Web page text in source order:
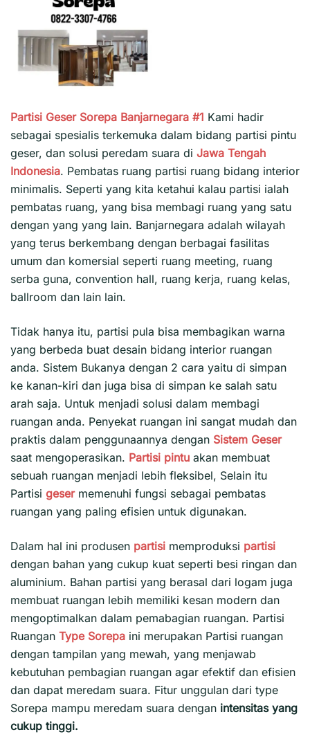
Partisi Geser Sorepa Banjarnegara #1 Kami hadir
sebagai spesialis terkemuka dalam bidang partisi pintu
geser, dan solusi peredam suara di Jawa Tengah
Indonesia. Pembatas ruang partisi ruang bidang interior
minimalis. Seperti yang kita ketahui kalau partisi ialah
pembatas ruang, yang bisa membagi ruang yang satu
dengan yang yang lain. Banjarnegara adalah wilayah
yang terus berkembang dengan berbagai fasilitas
umum dan komersial seperti ruang meeting, ruang
serba guna, convention hall, ruang kerja, ruang kelas,
ballroom dan lain lain.
Tidak hanya itu, partisi pula bisa membagikan warna
yang berbeda buat desain bidang interior ruangan
anda. Sistem Bukanya dengan 2 cara yaitu di simpan
ke kanan-kiri dan juga bisa di simpan ke salah satu
arah saja. Untuk menjadi solusi dalam membagi
ruangan anda. Penyekat ruangan ini sangat mudah dan
praktis dalam penggunaannya dengan Sistem Geser
saat mengoperasikan. Partisi pintu akan membuat
sebuah ruangan menjadi lebih fleksibel, Selain itu
Partisi geser memenuhi fungsi sebagai pembatas
ruangan yang paling efisien untuk digunakan.
Dalam hal ini produsen partisi memproduksi partisi
dengan bahan yang cukup kuat seperti besi ringan dan
aluminium. Bahan partisi yang berasal dari logam juga
membuat ruangan lebih memiliki kesan modern dan
mengoptimalkan dalam pemabagian ruangan. Partisi
Ruangan Type Sorepa ini merupakan Partisi ruangan
dengan tampilan yang mewah, yang menjawab
kebutuhan pembagian ruangan agar efektif dan efisien
dan dapat meredam suara. Fitur unggulan dari type
Sorepa mampu meredam suara dengan intensitas yang
cukup tinggi.